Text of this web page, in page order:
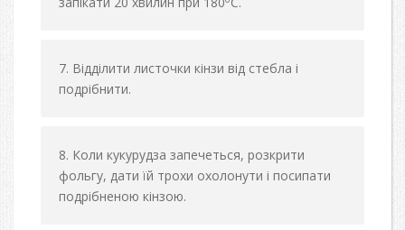
Відділити листочки кінзи від стебла і
подрібнити.
Коли кукурудза запечеться, розкрити
фольгу, дати їй трохи охолонути і посипати
подрібненою кінзою.